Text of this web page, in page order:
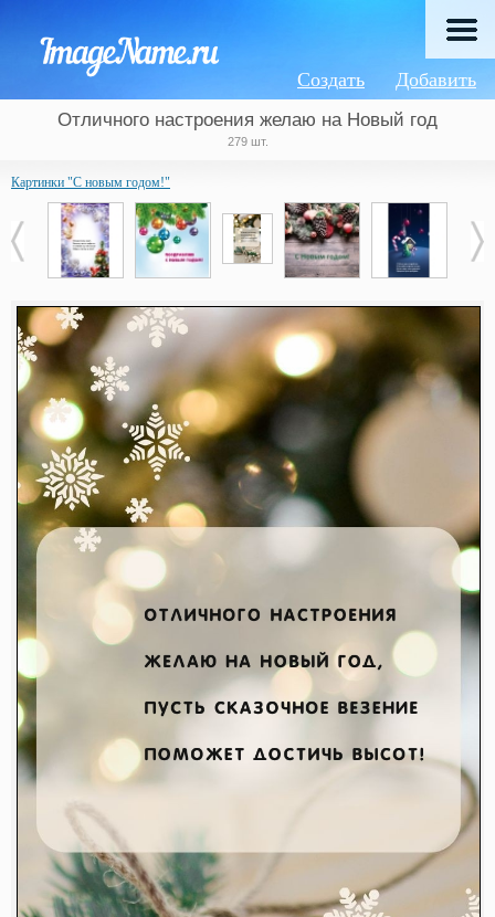
Добавить
Создать
Отличного настроения желаю на Новый год
279 шт.
Картинки "С новым годом!"